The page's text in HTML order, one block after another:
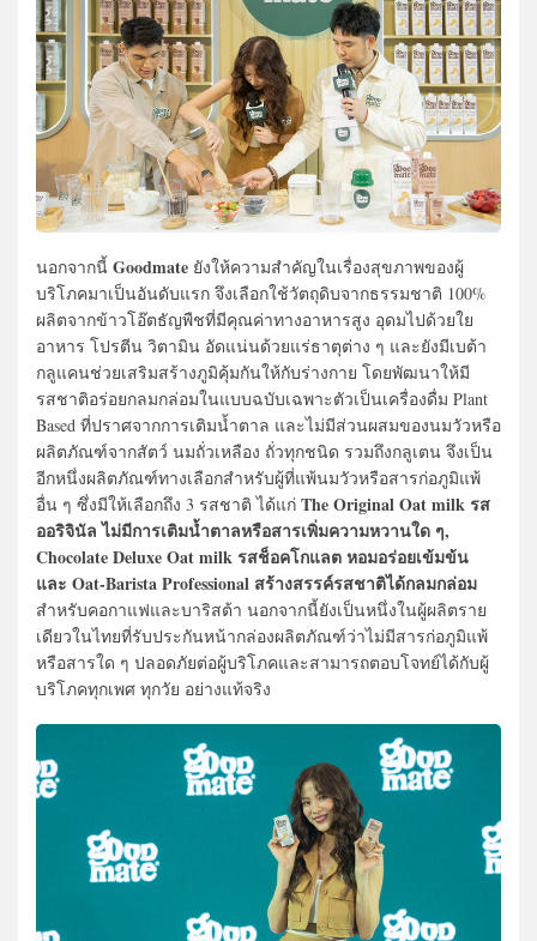
นอกจากนี้ Goodmate ยังให้ความสำคัญในเรื่องสุขภาพของผู้
บริโภคมาเป็นอันดับแรก จึงเลือกใช้วัตถุดิบจากธรรมชาติ 100%
ผลิตจากข้าวโอ๊ตธัญพืชที่มีคุณค่าทางอาหารสูง อุดมไปด้วยใย
อาหาร โปรตีน วิตามิน อัดแน่นด้วยแร่ธาตุต่าง ๆ และยังมีเบต้า
กลูแคนช่วยเสริมสร้างภูมิคุ้มกันให้กับร่างกาย โดยพัฒนาให้มี
รสชาติอร่อยกลมกล่อมในแบบฉบับเฉพาะตัวเป็นเครื่องดื่ม Plant
Based ที่ปราศจากการเติมน้ำตาล และไม่มีส่วนผสมของนมวัวหรือ
ผลิตภัณฑ์จากสัตว์ นมถั่วเหลือง ถั่วทุกชนิด รวมถึงกลูเตน จึงเป็น
อีกหนึ่งผลิตภัณฑ์ทางเลือกสำหรับผู้ที่แพ้นมวัวหรือสารก่อภูมิแพ้
อื่น ๆ ซึ่งมีให้เลือกถึง 3 รสชาติ ได้แก่ The Original Oat milk รส
ออริจินัล ไม่มีการเติมน้ำตาลหรือสารเพิ่มความหวานใด ๆ,
Chocolate Deluxe Oat milk รสช็อคโกแลต หอมอร่อยเข้มข้น
และ Oat-Barista Professional สร้างสรรค์รสชาติได้กลมกล่อม
สำหรับคอกาแฟและบาริสต้า นอกจากนี้ยังเป็นหนึ่งในผู้ผลิตราย
เดียวในไทยที่รับประกันหน้ากล่องผลิตภัณฑ์ว่าไม่มีสารก่อภูมิแพ้
หรือสารใด ๆ ปลอดภัยต่อผู้บริโภคและสามารถตอบโจทย์ได้กับผู้
บริโภคทุกเพศ ทุกวัย อย่างแท้จริง